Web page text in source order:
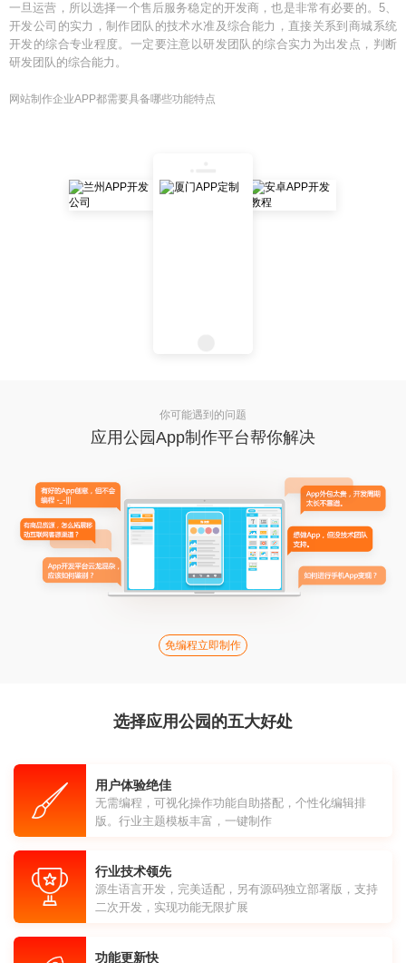
一旦运营，所以选择一个售后服务稳定的开发商，也是非常有必要的。5、
开发公司的实力，制作团队的技术水准及综合能力，直接关系到商城系统
开发的综合专业程度。一定要注意以研发团队的综合实力为出发点，判断
研发团队的综合能力。
网站制作企业APP都需要具备哪些功能特点
你可能遇到的问题
应用公园App制作平台帮你解决
免编程立即制作
选择应用公园的五大好处
用户体验绝佳
无需编程，可视化操作功能自助搭配，个性化编辑排
版。行业主题模板丰富，一键制作
行业技术领先
源生语言开发，完美适配，另有源码独立部署版，支持
二次开发，实现功能无限扩展
功能更新快